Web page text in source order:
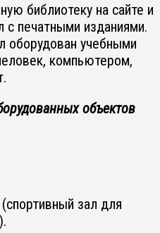
библиотеку на сайте и
с печатными изданиями.
оборудован учебными
компьютером,
объектов
зал для